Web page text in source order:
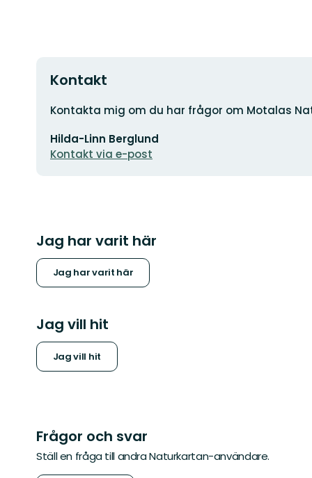
Kontakt
Adress
Kontakta mig om du har frågor om Motalas
postadress
Hilda-Linn Berglund
Kontakt via e-post
Jag har varit här
Jag har varit här
Jag vill hit
Jag vill hit
Frågor och svar
Ställ en fråga till andra Naturkartan-användare.